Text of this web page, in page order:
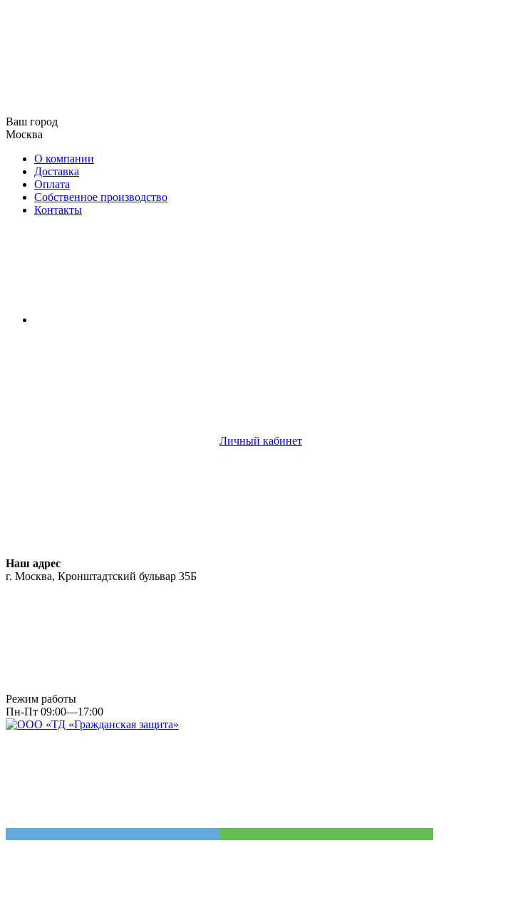
Ваш город
Москва
О компании
Доставка
Оплата
Собственное производство
Контакты
Личный кабинет
Наш адрес
г. Москва, Кронштадтский бульвар 35Б
Режим работы
Пн-Пт 09:00—17:00